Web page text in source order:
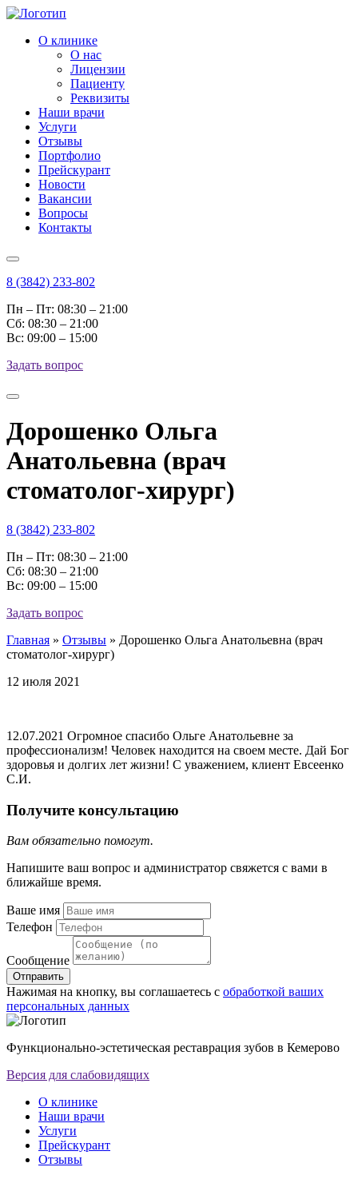
О клинике
О нас
Лицензии
Пациенту
Реквизиты
Наши врачи
Услуги
Отзывы
Портфолио
Прейскурант
Новости
Вакансии
Вопросы
Контакты
8 (3842) 233-802
Пн – Пт: 08:30 – 21:00
Cб: 08:30 – 21:00
Вс: 09:00 – 15:00
Задать вопрос
Дорошенко Ольга
Анатольевна (врач
стоматолог-хирург)
8 (3842) 233-802
Пн – Пт: 08:30 – 21:00
Cб: 08:30 – 21:00
Вс: 09:00 – 15:00
Задать вопрос
Главная » Отзывы » Дорошенко Ольга Анатольевна (врач
стоматолог-хирург)
12 июля 2021
12.07.2021 Огромное спасибо Ольге Анатольевне за
профессионализм! Человек находится на своем месте. Дай Бог
здоровья и долгих лет жизни! С уважением, клиент Евсеенко
С.И.
Получите консультацию
Вам обязательно помогут.
Напишите ваш вопрос и администратор свяжется с вами в
ближайше время.
Ваше имя
Телефон
Сообщение
Отправить
Нажимая на кнопку, вы соглашаетесь с обработкой ваших
персональных данных
Функционально-эстетическая реставрация зубов в Кемерово
Версия для слабовидящих
О клинике
Наши врачи
Услуги
Прейскурант
Отзывы